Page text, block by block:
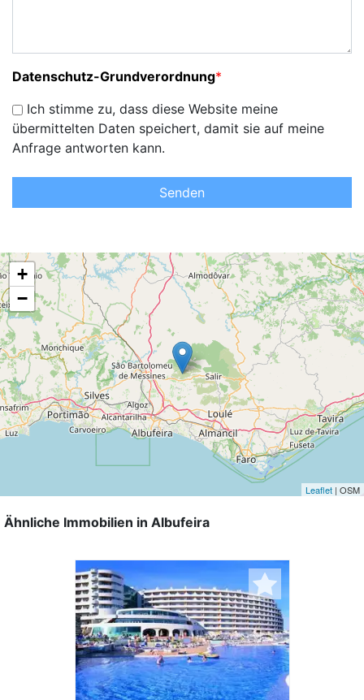
Datenschutz-Grundverordnung*
Ich stimme zu, dass diese Website meine
übermittelten Daten speichert, damit sie auf meine
Anfrage antworten kann.
Senden
+
−
Leaflet | OSM
Ähnliche Immobilien in Albufeira